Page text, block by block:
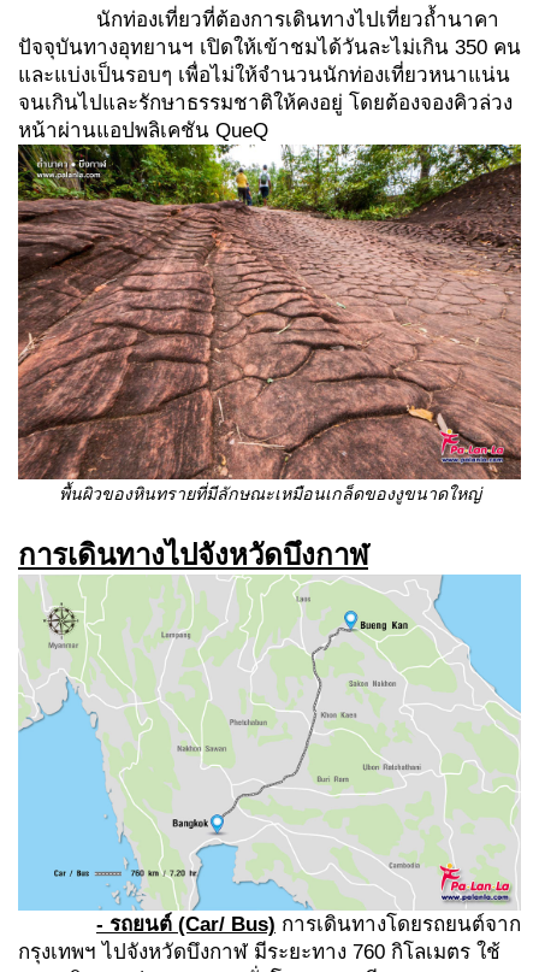
นักท่องเที่ยวที่ต้องการเดินทางไปเที่ยวถ้ำนาคา
ปัจจุบันทางอุทยานฯ เปิดให้เข้าชมได้วันละไม่เกิน 350 คน
และแบ่งเป็นรอบๆ เพื่อไม่ให้จำนวนนักท่องเที่ยวหนาแน่น
จนเกินไปและรักษาธรรมชาติให้คงอยู่ โดยต้องจองคิวล่วง
หน้าผ่านแอปพลิเคชัน QueQ
พื้นผิวของหินทรายที่มีลักษณะเหมือนเกล็ดของงูขนาดใหญ่
การเดินทางไปจังหวัดบึงกาฬ
- รถยนต์ (Car/ Bus) การเดินทางโดยรถยนต์จาก
กรุงเทพฯ ไปจังหวัดบึงกาฬ มีระยะทาง 760 กิโลเมตร ใช้